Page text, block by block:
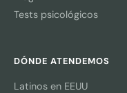
Tests psicológicos
DÓNDE ATENDEMOS
Latinos en EEUU